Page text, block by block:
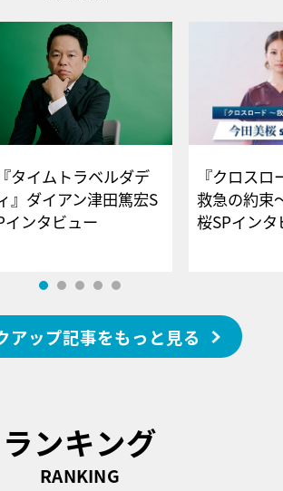
『タイムトラベルダデ
』ダイアン津田篤宏S
インタビュー
『クロス
救急の約束
桜SPイ
アップ記事をもっと見る
ランキング
RANKING